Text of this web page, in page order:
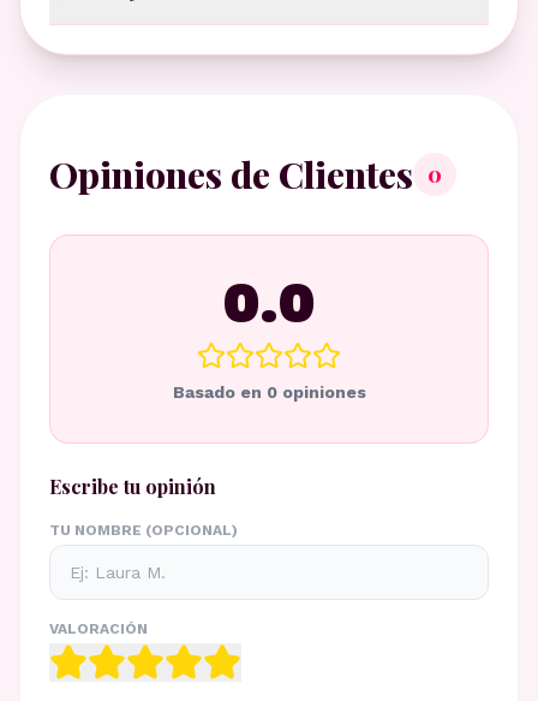
Opiniones de Clientes 0
0.0
Basado en 0opiniones
Escribe tu opinión
TU NOMBRE (OPCIONAL)
VALORACIÓN